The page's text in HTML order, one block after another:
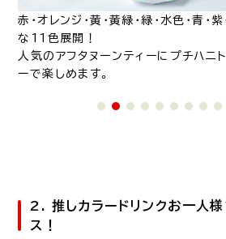
赤・オレンジ・黄・黄緑・緑・水色・青・
な11色展開！
人気のアフタヌーンティーにプチハニ
ーで楽しめます。
2. 推しカラードリンクお一人
ス！